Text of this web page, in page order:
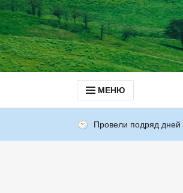
МЕНЮ
Провели подряд дней